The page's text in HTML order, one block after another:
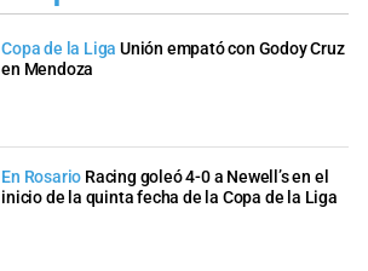
Copa de la Liga Unión empató con Godoy Cruz
en Mendoza
En Rosario Racing goleó 4-0 a Newell’s en el
inicio de la quinta fecha de la Copa de la Liga